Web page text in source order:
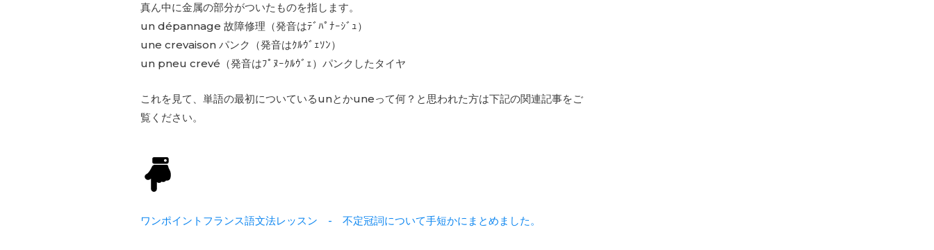
真ん中に金属の部分がついたものを指します。
un dépannage 故障修理（発音はﾃﾞﾊﾟﾅｰｼﾞｭ）
une crevaison パンク（発音はｸﾙｳﾞｪｿﾝ）
un pneu crevé（発音はﾌﾟﾇｰｸﾙｳﾞｪ）パンクしたタイヤ
これを見て、単語の最初についているunとかuneって何？と思われた方は下記の関連記事をご
覧ください。
ワンポイントフランス語文法レッスン - 不定冠詞について手短かにまとめました。